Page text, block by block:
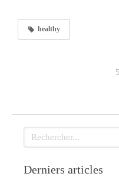
healthy
Rechercher
Derniers articles